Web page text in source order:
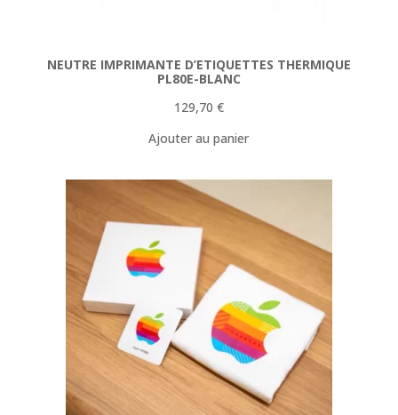
NEUTRE IMPRIMANTE D’ETIQUETTES THERMIQUE
PL80E-BLANC
129,70 €
Ajouter au panier